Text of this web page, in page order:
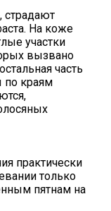
страдают
На коже
участки
вызвано
часть
по краям
практически
только
пятнам на